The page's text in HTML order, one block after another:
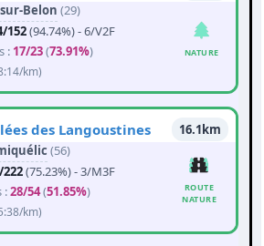
Belon (29)
152(94.74%) - 6/V2F
: 17/23(73.91%)
km)
NATURE
des Langoustines
16.1km
(56)
222(75.23%) - 3/M3F
:28/54(51.85%)
km)
ROUTE
NATURE